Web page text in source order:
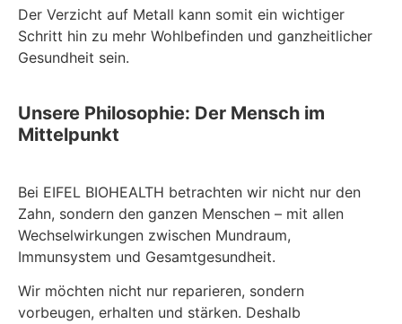
Der Verzicht auf Metall kann somit ein wichtiger
Schritt hin zu mehr Wohlbefinden und ganzheitlicher
Gesundheit sein.
Unsere Philosophie: Der Mensch im
Mittelpunkt
Bei EIFEL BIOHEALTH betrachten wir nicht nur den
Zahn, sondern den ganzen Menschen – mit allen
Wechselwirkungen zwischen Mundraum,
Immunsystem und Gesamtgesundheit.
Wir möchten nicht nur reparieren, sondern
vorbeugen, erhalten und stärken. Deshalb